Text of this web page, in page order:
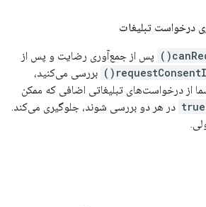
تبلیغات
پس از جمع‌آوری رضایت و پس از
بررسی می‌کنید،
تبلیغاتی اضافی که ممکن
در هر دو بررسی شوند، جلوگیری می‌کند.